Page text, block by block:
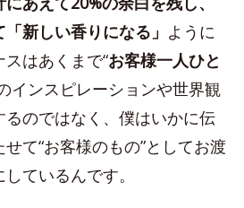
新しい香りになる」 ように
はあくまで“お客様一人ひと
インスピレーションや世界観
るのではなく、僕はいかに伝
て“お客様のもの”としてお渡
ているんです。